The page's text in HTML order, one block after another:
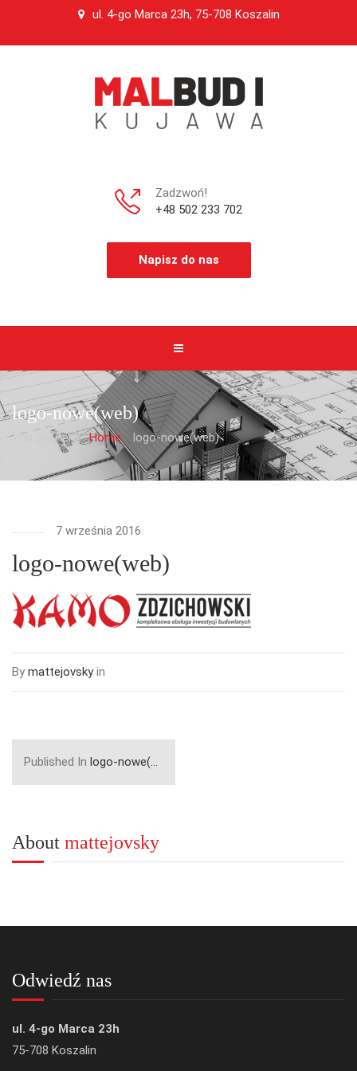
ul. 4-go Marca 23h, 75-708 Koszalin
Zadzwoń!
+48 502 233 702
Napisz do nas
logo-nowe(web)
You are here: Home logo-nowe(web)
7 września 2016
logo-nowe(web)
By mattejovsky in
Published In logo-nowe(web)
About mattejovsky
Odwiedź nas
ul. 4-go Marca 23h
75-708 Koszalin